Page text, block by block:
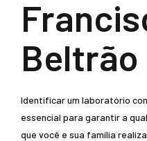
Beltrão
Identificar um laboratório
essencial para garantir a
que você e sua família